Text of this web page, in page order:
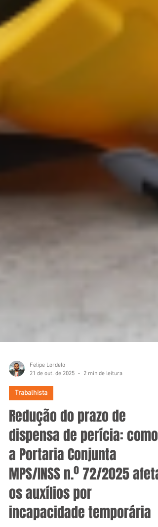
Felipe Lordelo
Trabalhista
Redução do prazo de
dispensa de perícia: como
a Portaria Conjunta
MPS/INSS n.º 72/2025 afeta